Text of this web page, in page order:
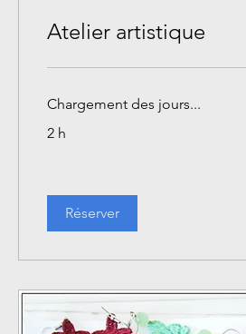
Atelier artistique
Chargement des jours...
2 h
Réserver